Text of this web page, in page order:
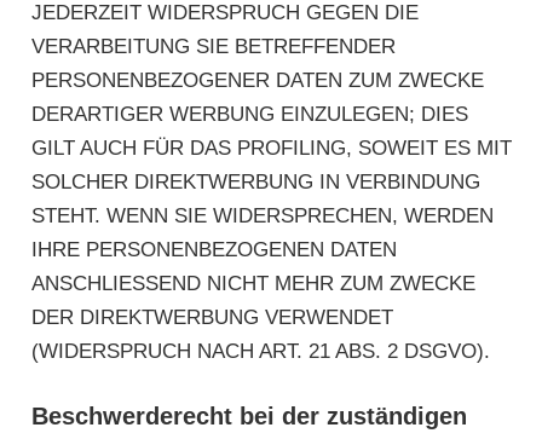
JEDERZEIT WIDERSPRUCH GEGEN DIE
VERARBEITUNG SIE BETREFFENDER
PERSONENBEZOGENER DATEN ZUM ZWECKE
DERARTIGER WERBUNG EINZULEGEN; DIES
GILT AUCH FÜR DAS PROFILING, SOWEIT ES MIT
SOLCHER DIREKTWERBUNG IN VERBINDUNG
STEHT. WENN SIE WIDERSPRECHEN, WERDEN
IHRE PERSONENBEZOGENEN DATEN
ANSCHLIESSEND NICHT MEHR ZUM ZWECKE
DER DIREKTWERBUNG VERWENDET
(WIDERSPRUCH NACH ART. 21 ABS. 2 DSGVO).
Beschwerde­recht bei der zuständigen